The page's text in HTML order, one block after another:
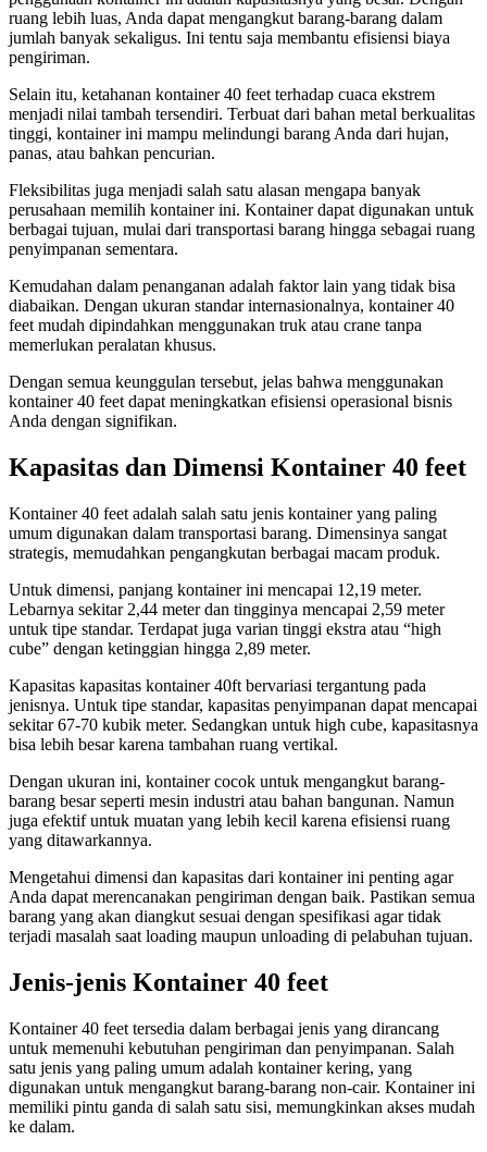
ruang lebih luas, Anda dapat mengangkut barang-barang dalam
jumlah banyak sekaligus. Ini tentu saja membantu efisiensi biaya
pengiriman.
Selain itu, ketahanan kontainer 40 feet terhadap cuaca ekstrem
menjadi nilai tambah tersendiri. Terbuat dari bahan metal berkualitas
tinggi, kontainer ini mampu melindungi barang Anda dari hujan,
panas, atau bahkan pencurian.
Fleksibilitas juga menjadi salah satu alasan mengapa banyak
perusahaan memilih kontainer ini. Kontainer dapat digunakan untuk
berbagai tujuan, mulai dari transportasi barang hingga sebagai ruang
penyimpanan sementara.
Kemudahan dalam penanganan adalah faktor lain yang tidak bisa
diabaikan. Dengan ukuran standar internasionalnya, kontainer 40
feet mudah dipindahkan menggunakan truk atau crane tanpa
memerlukan peralatan khusus.
Dengan semua keunggulan tersebut, jelas bahwa menggunakan
kontainer 40 feet dapat meningkatkan efisiensi operasional bisnis
Anda dengan signifikan.
Kapasitas dan Dimensi Kontainer 40 feet
Kontainer 40 feet adalah salah satu jenis kontainer yang paling
umum digunakan dalam transportasi barang. Dimensinya sangat
strategis, memudahkan pengangkutan berbagai macam produk.
Untuk dimensi, panjang kontainer ini mencapai 12,19 meter.
Lebarnya sekitar 2,44 meter dan tingginya mencapai 2,59 meter
untuk tipe standar. Terdapat juga varian tinggi ekstra atau “high
cube” dengan ketinggian hingga 2,89 meter.
Kapasitas kapasitas kontainer 40ft bervariasi tergantung pada
jenisnya. Untuk tipe standar, kapasitas penyimpanan dapat mencapai
sekitar 67-70 kubik meter. Sedangkan untuk high cube, kapasitasnya
bisa lebih besar karena tambahan ruang vertikal.
Dengan ukuran ini, kontainer cocok untuk mengangkut barang-
barang besar seperti mesin industri atau bahan bangunan. Namun
juga efektif untuk muatan yang lebih kecil karena efisiensi ruang
yang ditawarkannya.
Mengetahui dimensi dan kapasitas dari kontainer ini penting agar
Anda dapat merencanakan pengiriman dengan baik. Pastikan semua
barang yang akan diangkut sesuai dengan spesifikasi agar tidak
terjadi masalah saat loading maupun unloading di pelabuhan tujuan.
Jenis-jenis Kontainer 40 feet
Kontainer 40 feet tersedia dalam berbagai jenis yang dirancang
untuk memenuhi kebutuhan pengiriman dan penyimpanan. Salah
satu jenis yang paling umum adalah kontainer kering, yang
digunakan untuk mengangkut barang-barang non-cair. Kontainer ini
memiliki pintu ganda di salah satu sisi, memungkinkan akses mudah
ke dalam.